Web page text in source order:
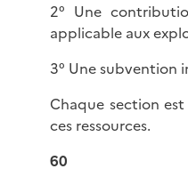
2° Une
applicable aux
3° Une subvention
Chaque section
ces ressources.
60